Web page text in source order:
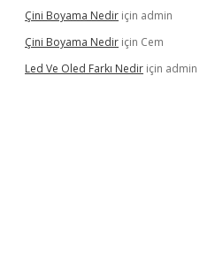
Çini Boyama Nedir için admin
Çini Boyama Nedir için Cem
Led Ve Oled Farkı Nedir için admin